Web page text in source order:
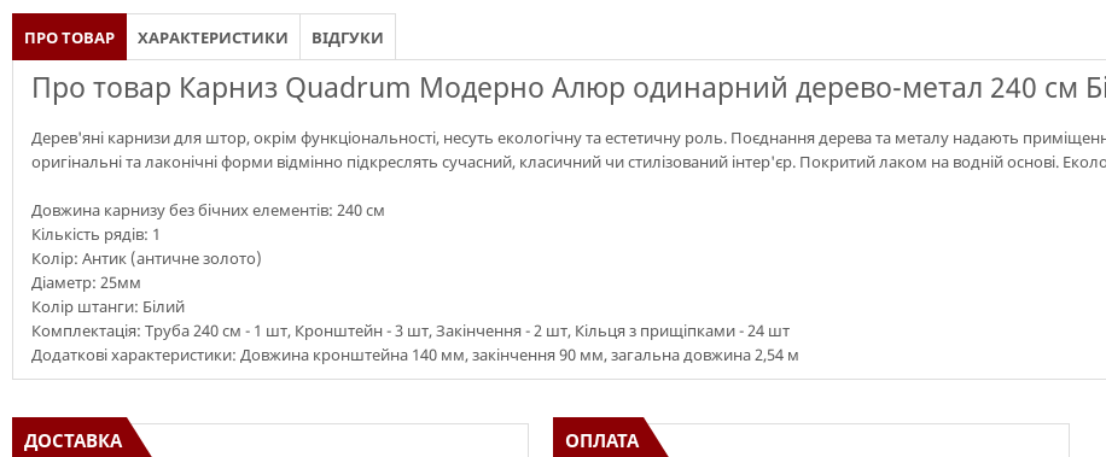
ПРО ТОВАР ХАРАКТЕРИСТИКИ ВІДГУКИ
Про товар Карниз Quadrum Модерно Алюр одинарний дерево-метал 240 см
Дерев'яні карнизи для штор, окрім функціональності, несуть екологічну та естетичну роль. Поєднання дерева та металу надають
оригінальні та лаконічні форми відмінно підкреслять сучасний, класичний чи стилізований інтер'єр. Покритий лаком на водній основі.
Довжина карнизу без бічних елементів: 240 см
Кількість рядів: 1
Колір: Антик (античне золото)
Діаметр: 25мм
Колір штанги: Білий
Комплектація: Труба 240 см - 1 шт, Кронштейн - 3 шт, Закінчення - 2 шт, Кільця з прищіпками - 24 шт
Додаткові характеристики: Довжина кронштейна 140 мм, закінчення 90 мм, загальна довжина 2,54 м
ДОСТАВКА ОПЛАТА